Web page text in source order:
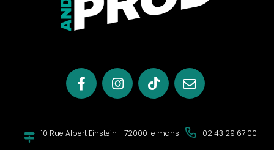
10 Rue Albert Einstein - 72000 le mans 02 43 29 67 00